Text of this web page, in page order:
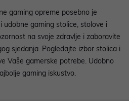
gaming opreme posebno je
gaming stolice, stolove i
na svoje zdravlje i zaboravite
sjedanja. Pogledajte izbor stolica i
Vaše gamerske potrebe. Udobno
gaming iskustvo.